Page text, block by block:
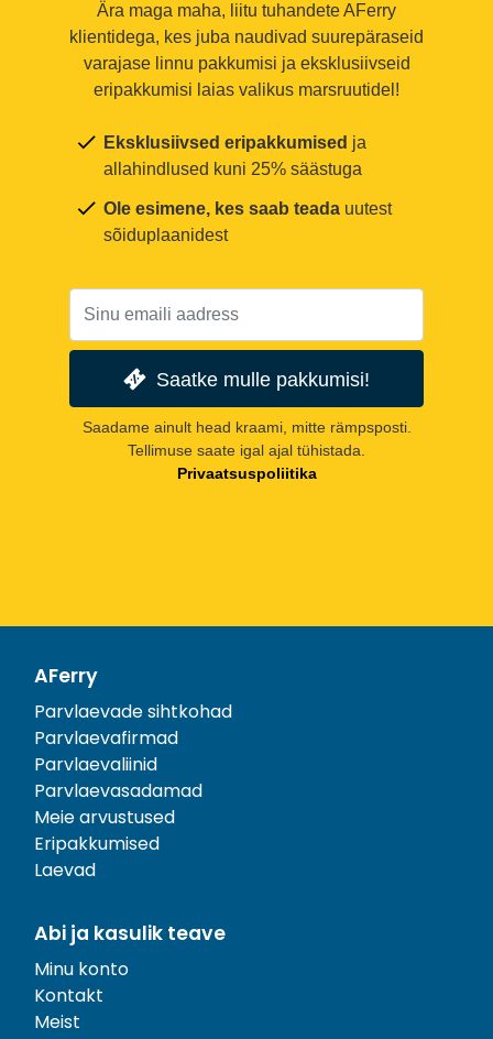
Ära maga maha, liitu tuhandete AFerry
klientidega, kes juba naudivad suurepäraseid
varajase linnu pakkumisi ja eksklusiivseid
eripakkumisi laias valikus marsruutidel!
Eksklusiivsed eripakkumised ja
allahindlused kuni 25% säästuga
Ole esimene, kes saab teada uutest
sõiduplaanidest
Saatke mulle pakkumisi!
Saadame ainult head kraami, mitte rämpsposti.
Tellimuse saate igal ajal tühistada.
Privaatsuspoliitika
AFerry
Parvlaevade sihtkohad
Parvlaevafirmad
Parvlaevaliinid
Parvlaevasadamad
Meie arvustused
Eripakkumised
Laevad
Abi ja kasulik teave
Minu konto
Kontakt
Meist